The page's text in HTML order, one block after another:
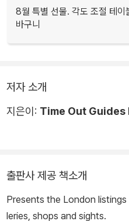
8월 특별 선물. 각도 조절 테이
바구니
저자 소개
지은이: Time Out Guides
출판사 제공 책소개
Presents the London
leries, shops and sights.